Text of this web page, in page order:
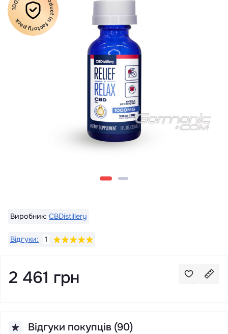
100% Original product in factory pack
Виробник: CBDistillery
Відгуки: 1
2 461 грн
Відгуки покупців (90)